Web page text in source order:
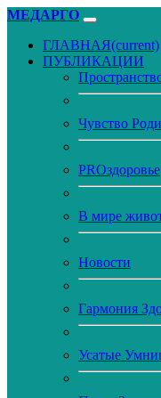
МЕДАРГО
ГЛАВНАЯ(current)
ПУБЛИКАЦИИ
Чувство
PROздоровье
В мире
Новости
Гармония
Усатые